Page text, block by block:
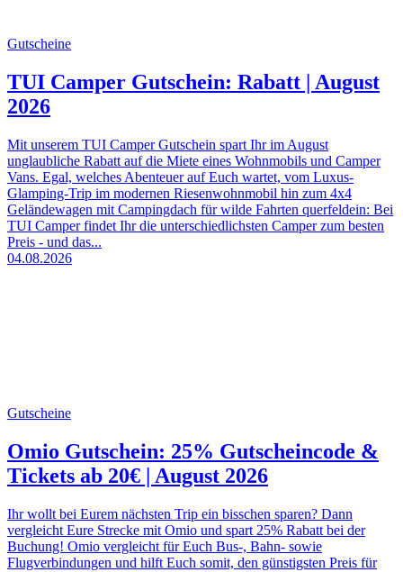
Gutscheine
TUI Camper Gutschein: Rabatt | August
2026
Mit unserem TUI Camper Gutschein spart Ihr im August
unglaubliche Rabatt auf die Miete eines Wohnmobils und Camper
Vans. Egal, welches Abenteuer auf Euch wartet, vom Luxus-
Glamping-Trip im modernen Riesenwohnmobil hin zum 4x4
Geländewagen mit Campingdach für wilde Fahrten querfeldein: Bei
TUI Camper findet Ihr die unterschiedlichsten Camper zum besten
Preis - und das...
04.08.2026
Gutscheine
Omio Gutschein: 25% Gutscheincode &
Tickets ab 20€ | August 2026
Ihr wollt bei Eurem nächsten Trip ein bisschen sparen? Dann
vergleicht Eure Strecke mit Omio und spart 25% Rabatt bei der
Buchung! Omio vergleicht für Euch Bus-, Bahn- sowie
Flugverbindungen und hilft Euch somit, den günstigsten Preis für